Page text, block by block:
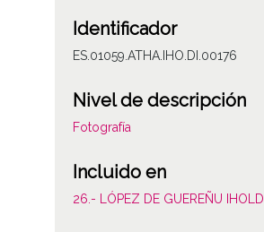
Identificador
ES.01059.ATHA.IHO.DI.00176
Nivel de descripción
Fotografía
Incluido en
26.- LÓPEZ DE GUEREÑU IHOLDI